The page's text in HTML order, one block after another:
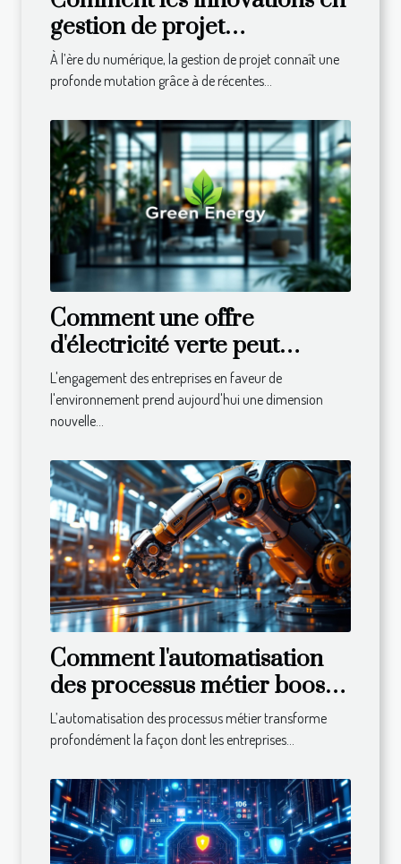
gestion de projet
transforment-elles les
entreprises ?
À l’ère du numérique, la gestion de projet connaît une
profonde mutation grâce à de récentes...
Comment une offre
d'électricité verte peut
booster la satisfaction des
employés ?
L'engagement des entreprises en faveur de
l'environnement prend aujourd'hui une dimension
nouvelle...
Comment l'automatisation
des processus métier booste-
t-elle l'efficacité ?
L’automatisation des processus métier transforme
profondément la façon dont les entreprises...